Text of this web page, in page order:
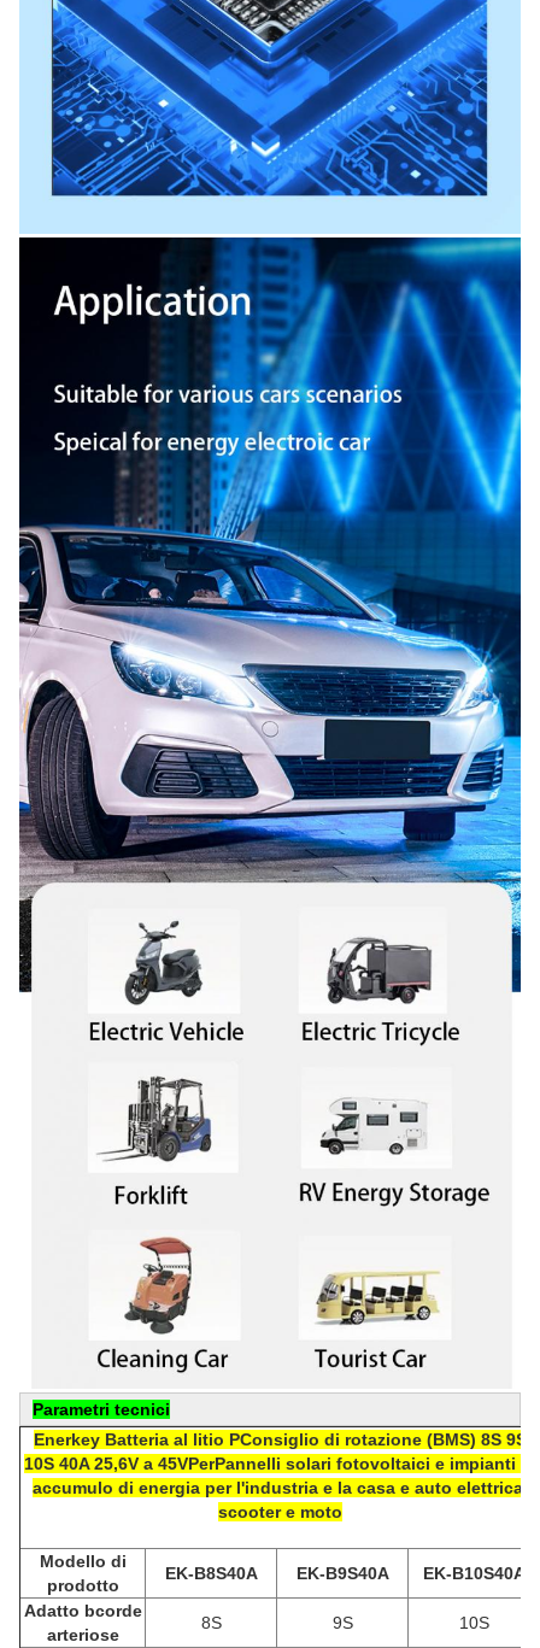
Parametri tecnici
Enerkey Batteria al litio PConsiglio di rotazione (BMS) 8S 9S
10S 40A 25,6V a 45VPerPannelli solari fotovoltaici e impianti di
accumulo di energia per l'industria e la casa e auto elettrica,
scooter e moto
Modello di
prodotto
EK-B8S40A EK-B9S40A
EK-B10S40A
Adatto bcorde
arteriose
8S 9S
10S